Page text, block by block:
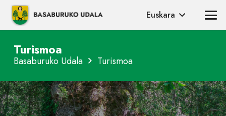
Euskara
Turismoa
Basaburuko Udala Turismoa